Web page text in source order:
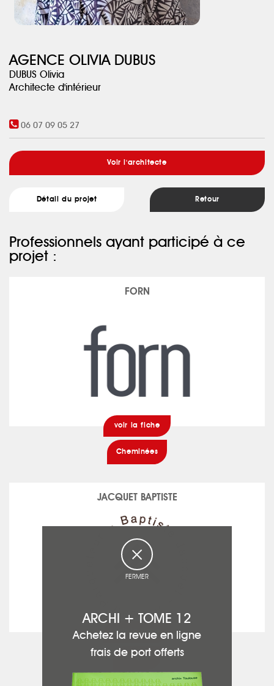
AGENCE OLIVIA DUBUS
DUBUS Olivia
Architecte d'intérieur
06 07 09 05 27
Voir l'architecte
Détail du projet Retour
Professionnels ayant participé à ce
projet :
FORN
voir la fiche
Cheminées
JACQUET BAPTISTE
voir la fiche
Parquet
FERMER
ARCHI + TOME 12
Achetez la revue en ligne
frais de port offerts